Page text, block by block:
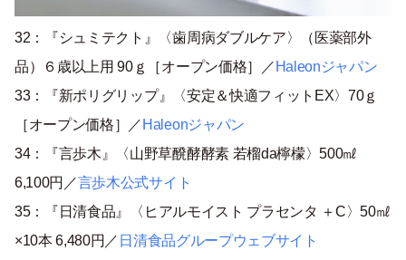
32：『シュミテクト』〈歯周病ダブルケア〉（医薬部外
品）６歳以上用 90ｇ［オープン価格］／ Haleonジャパン
33：『新ポリグリップ』〈安定＆快適フィットEX〉70ｇ
［オープン価格］／ Haleonジャパン
34：『言歩木』〈山野草醗酵酵素 若榴da檸檬〉500㎖
6,100円／言歩木公式サイト
35：『 日清食品 』〈ヒアルモイスト プラセンタ ＋C〉50㎖
×10本 6,480円／ 日清食品グループウェブサイト